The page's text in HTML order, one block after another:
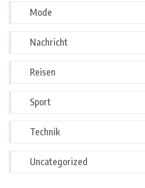
Mode
Nachricht
Reisen
Sport
Technik
Uncategorized